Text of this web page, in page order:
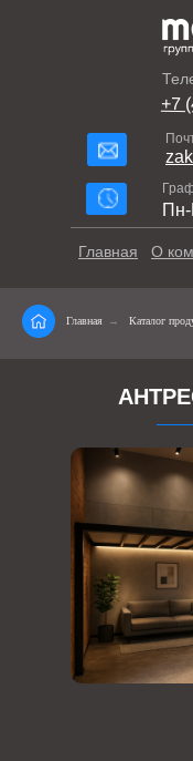
+7
О
Главная
Главная → Каталог